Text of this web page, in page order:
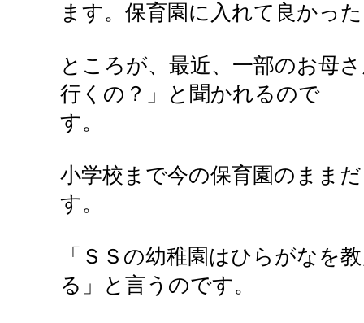
ます。保育園に入れて良かっ
ところが、最近、一部のお母
行くの？」と聞かれるので
す。
小学校まで今の保育園のまま
す。
「ＳＳの幼稚園はひらがなを
る」と言うのです。